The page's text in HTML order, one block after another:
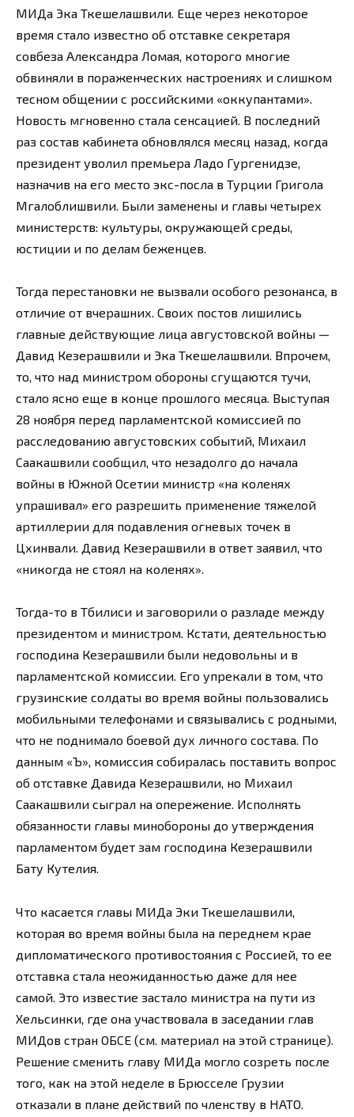
МИДа Эка Ткешелашвили. Еще через некоторое
время стало известно об отставке секретаря
совбеза Александра Ломая, которого многие
обвиняли в пораженческих настроениях и слишком
тесном общении с российскими «оккупантами».
Новость мгновенно стала сенсацией. В последний
раз состав кабинета обновлялся месяц назад, когда
президент уволил премьера Ладо Гургенидзе,
назначив на его место экс-посла в Турции Григола
Мгалоблишвили. Были заменены и главы четырех
министерств: культуры, окружающей среды,
юстиции и по делам беженцев.
Тогда перестановки не вызвали особого резонанса, в
отличие от вчерашних. Своих постов лишились
главные действующие лица августовской войны —
Давид Кезерашвили и Эка Ткешелашвили. Впрочем,
то, что над министром обороны сгущаются тучи,
стало ясно еще в конце прошлого месяца. Выступая
28 ноября перед парламентской комиссией по
расследованию августовских событий, Михаил
Саакашвили сообщил, что незадолго до начала
войны в Южной Осетии министр «на коленях
упрашивал» его разрешить применение тяжелой
артиллерии для подавления огневых точек в
Цхинвали. Давид Кезерашвили в ответ заявил, что
«никогда не стоял на коленях».
Тогда-то в Тбилиси и заговорили о разладе между
президентом и министром. Кстати, деятельностью
господина Кезерашвили были недовольны и в
парламентской комиссии. Его упрекали в том, что
грузинские солдаты во время войны пользовались
мобильными телефонами и связывались с родными,
что не поднимало боевой дух личного состава. По
данным «Ъ», комиссия собиралась поставить вопрос
об отставке Давида Кезерашвили, но Михаил
Саакашвили сыграл на опережение. Исполнять
обязанности главы минобороны до утверждения
парламентом будет зам господина Кезерашвили
Бату Кутелия.
Что касается главы МИДа Эки Ткешелашвили,
которая во время войны была на переднем крае
дипломатического противостояния с Россией, то ее
отставка стала неожиданностью даже для нее
самой. Это известие застало министра на пути из
Хельсинки, где она участвовала в заседании глав
МИДов стран ОБСЕ (см. материал на этой странице).
Решение сменить главу МИДа могло созреть после
того, как на этой неделе в Брюсселе Грузии
отказали в плане действий по членству в НАТО.